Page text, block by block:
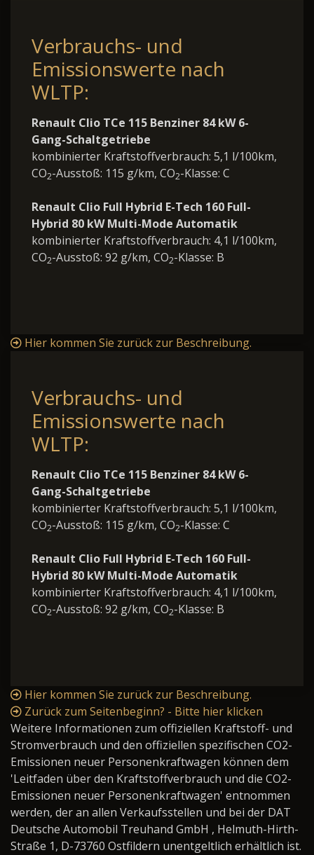
Verbrauchs- und
Emissionswerte nach
WLTP:
Renault Clio TCe 115 Benziner 84 kW 6-
Gang-Schaltgetriebe
kombinierter Kraftstoffverbrauch: 5,1 l/100km,
CO2-Ausstoß: 115 g/km, CO2-Klasse: C
Renault Clio Full Hybrid E-Tech 160 Full-
Hybrid 80 kW Multi-Mode Automatik
kombinierter Kraftstoffverbrauch: 4,1 l/100km,
CO2-Ausstoß: 92 g/km, CO2-Klasse: B
Hier kommen Sie zurück zur Beschreibung.
Verbrauchs- und
Emissionswerte nach
WLTP:
Renault Clio TCe 115 Benziner 84 kW 6-
Gang-Schaltgetriebe
kombinierter Kraftstoffverbrauch: 5,1 l/100km,
CO2-Ausstoß: 115 g/km, CO2-Klasse: C
Renault Clio Full Hybrid E-Tech 160 Full-
Hybrid 80 kW Multi-Mode Automatik
kombinierter Kraftstoffverbrauch: 4,1 l/100km,
CO2-Ausstoß: 92 g/km, CO2-Klasse: B
Hier kommen Sie zurück zur Beschreibung.
Zurück zum Seitenbeginn? - Bitte hier klicken
Weitere Informationen zum offiziellen Kraftstoff- und
Stromverbrauch und den offiziellen spezifischen CO2-
Emissionen neuer Personenkraftwagen können dem
'Leitfaden über den Kraftstoffverbrauch und die CO2-
Emissionen neuer Personenkraftwagen' entnommen
werden, der an allen Verkaufsstellen und bei der DAT
Deutsche Automobil Treuhand GmbH , Helmuth-Hirth-
Straße 1, D-73760 Ostfildern unentgeltlich erhältlich ist.